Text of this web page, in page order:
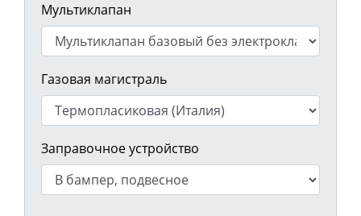
Мультиклапан
Газовая магистраль
Заправочное устройство